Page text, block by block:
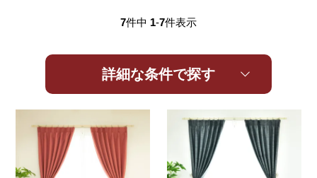
詳細な条件で探す
7件中 1-7件表示